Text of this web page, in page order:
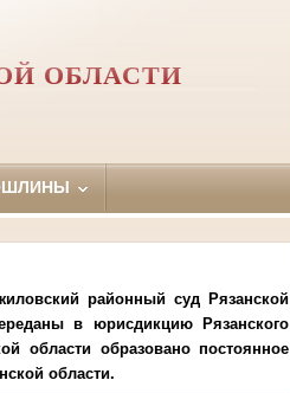
ОБЛАСТИ
районный суд Рязанской
в юрисдикцию Рязанского
области образовано постоянное
области.